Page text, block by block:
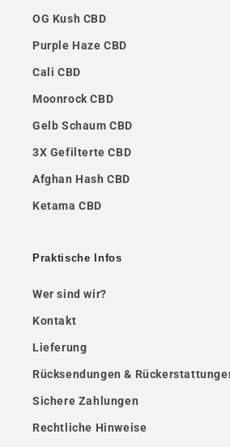
OG Kush CBD
Purple Haze CBD
Cali CBD
Moonrock CBD
Gelb Schaum CBD
3X Gefilterte CBD
Afghan Hash CBD
Ketama CBD
Praktische Infos
Wer sind wir?
Kontakt
Lieferung
Rücksendungen &
Sichere Zahlungen
Rechtliche Hinweise